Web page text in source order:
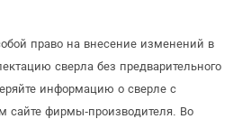
право на внесение изменений в
сверла без предварительного
информацию о сверле с
сайте фирмы-производителя. Во